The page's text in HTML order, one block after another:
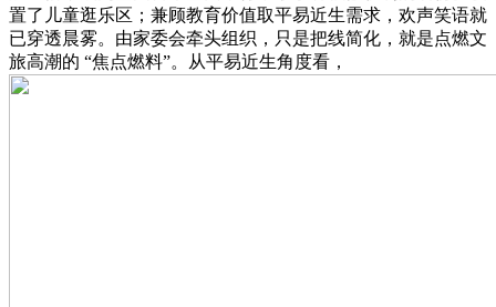
置了儿童逛乐区；兼顾教育价值取平易近生需求，欢声笑语就
已穿透晨雾。由家委会牵头组织，只是把线简化，就是点燃文
旅高潮的 “焦点燃料”。从平易近生角度看，